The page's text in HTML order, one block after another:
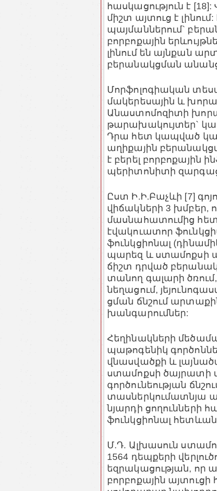
հասկացություն է
միշտ այտուց է
պայմաններում`
բորբոքային
լինում են այնքան
բերանակցման
Մորֆոլոգիական
մակերեսային և
Անաստոմոզիտի
թարախակույտեր`
Դրա հետ կապված
աղիքային
է բերել
պերիտոնիտի
Ըստ Ի.Ի.Բաչևի [7]
վիճակների 3 խմբեր,
մասնահատումից
էվակուատոր
ֆունկցիոնալ
պարեզ և ստամոքսի
ճիշտ դրված
տանող գալարի
նեղացում,
ցման ճնշում
խանգարումներ:
Հեղինակների
պաթոգենիկ
վնասվածքի և
ստամոքսի ծայրատի
գործունեության
տասներկումատնյա
նյարդի
ֆունկցիոնալ
Մ.Դ. Ալխասուն
1564 դեպքերի
եզրակացության, որ
բորբոքային այտուցի